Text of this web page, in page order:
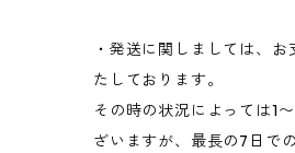
・発送に関しましては、
たしております。
その時の状況によっては1
ざいますが、最長の7日で